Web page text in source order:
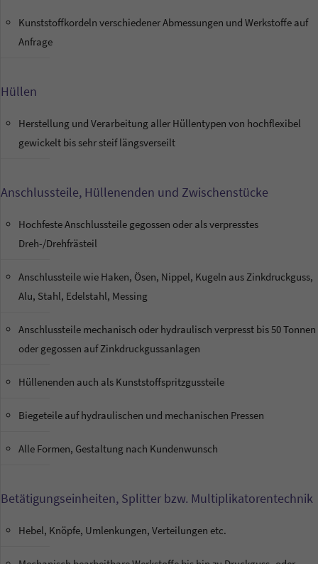
Kunststoffkordeln verschiedener Abmessungen und Werkstoffe auf
Anfrage
Hüllen
Herstellung und Verarbeitung aller Hüllentypen von hochflexibel
gewickelt bis sehr steif längsverseilt
Anschlussteile, Hüllenenden und Zwischenstücke
Hochfeste Anschlussteile gegossen oder als verpresstes
Dreh-/Drehfrästeil
Anschlussteile wie Haken, Ösen, Nippel, Kugeln aus Zinkdruckguss,
Alu, Stahl, Edelstahl, Messing
Anschlussteile mechanisch oder hydraulisch verpresst bis 50 Tonnen
oder gegossen auf Zinkdruckgussanlagen
Hüllenenden auch als Kunststoffspritzgussteile
Biegeteile auf hydraulischen und mechanischen Pressen
Alle Formen, Gestaltung nach Kundenwunsch
Betätigungseinheiten, Splitter bzw. Multiplikatorentechnik
Hebel, Knöpfe, Umlenkungen, Verteilungen etc.
SETEK Favoriten
So